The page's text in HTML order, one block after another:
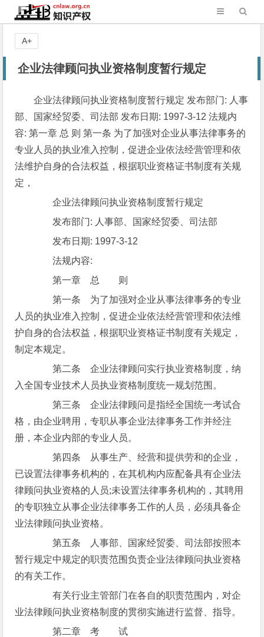
企业法律顾问执业资格制度暂行规定
企业法律顾问执业资格制度暂行规定 发布部门: 人事
部、国家经贸委、司法部 发布日期: 1997-3-12 法规内
容: 第一章 总 则 第一条 为了加强对企业从事法律事务的
专业人员的执业准入控制，促进企业依法经营管理和依
法维护自身的合法权益，根据职业资格证书制度有关规
定，
企业法律顾问执业资格制度暂行规定
发布部门: 人事部、国家经贸委、司法部
发布日期: 1997-3-12
法规内容:
第一章 总 则
第一条 为了加强对企业从事法律事务的专业
人员的执业准入控制，促进企业依法经营管理和依法维
护自身的合法权益，根据职业资格证书制度有关规定，
制定本规定。
第二条 企业法律顾问实行执业资格制度，纳
入全国专业技术人员执业资格制度统一规划范围。
第三条 企业法律顾问是指经全国统一考试合
格，由企业聘用，专职从事企业法律事务工作并经注
册，本企业内部的专业人员。
第四条 从事生产、经营和提供劳和的企业，
已设置法律事务机构的，在其机构内应配备具有企业法
律顾问执业资格的人员;未设置法律事务机构的，其聘用
的专职独立从事企业法律事务工作的人员，必须具备企
业法律顾问执业资格。
第五条 人事部、国家经贸委、司法部按照本
暂行规定中规定的职责范围负责企业法律顾问执业资格
的有关工作。
有关行业主管部门在各自的职责范围内，对企
业法律顾问执业资格制度的贯彻实施进行监督、指导。
第二章 考 试
A+